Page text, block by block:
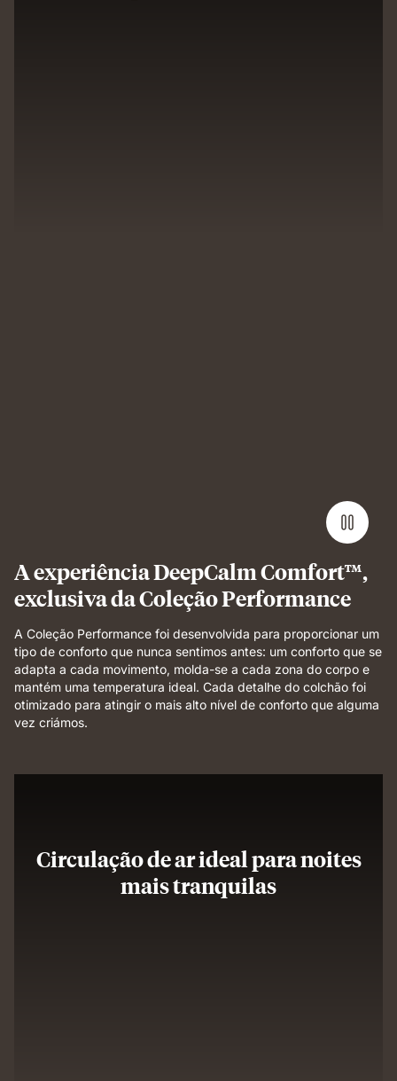
A experiência DeepCalm Comfort™,
exclusiva da Coleção Performance
A Coleção Performance foi desenvolvida para proporcionar um
tipo de conforto que nunca sentimos antes: um conforto que se
adapta a cada movimento, molda-se a cada zona do corpo e
mantém uma temperatura ideal. Cada detalhe do colchão foi
otimizado para atingir o mais alto nível de conforto que alguma
vez criámos.
Circulação de ar ideal para noites
mais tranquilas